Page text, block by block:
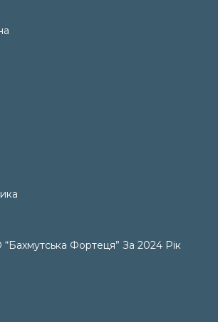
“Бахмутська Фортеця” За 2024 Рік